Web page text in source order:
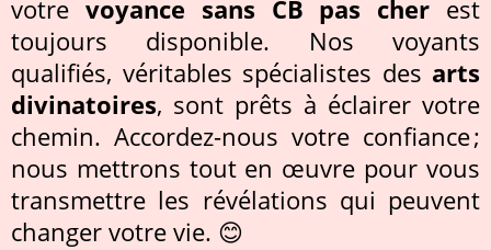
votre voyance sans CB pas cher est
toujours disponible. Nos voyants
qualifiés, véritables spécialistes des arts
divinatoires, sont prêts à éclairer votre
chemin. Accordez-nous votre confiance ;
nous mettrons tout en œuvre pour vous
transmettre les révélations qui peuvent
changer votre vie. 😊